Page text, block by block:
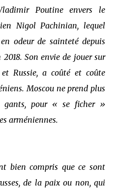
Poutine envers le
Nigol Pachinian, lequel
odeur de sainteté depuis
Son envie de jouer sur
Russie, a coûté et coûte
Moscou ne prend plus
gants, pour « se ficher »
arméniennes.
bien compris que ce sont
de la paix ou non, qui